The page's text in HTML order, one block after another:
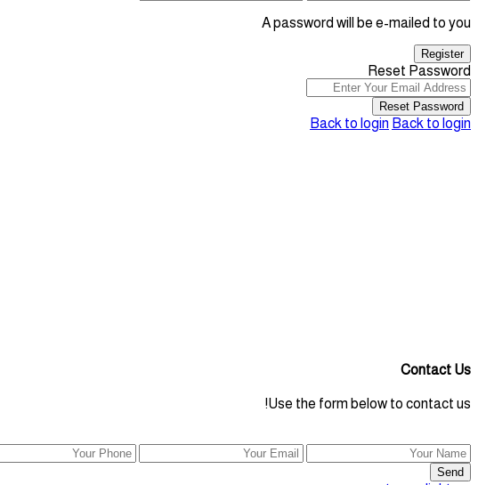
A password will be e-mailed to you
Register
Reset Password
Reset Password
Back to login Back to login
Contact Us
Use the form below to contact us!
Send